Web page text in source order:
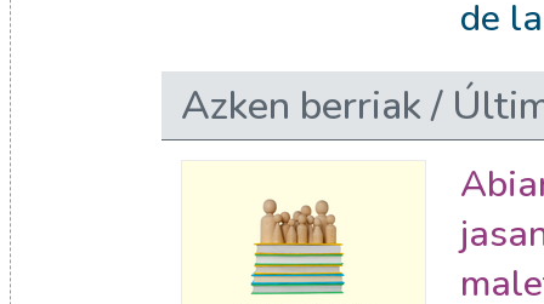
de
Azken berriak /